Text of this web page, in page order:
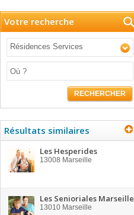
Votre recherche
Résidences Services
RECHERCHER
Résultats similaires
Les Hesperides
13008 Marseille
Les Senioriales Marseille
13010 Marseille